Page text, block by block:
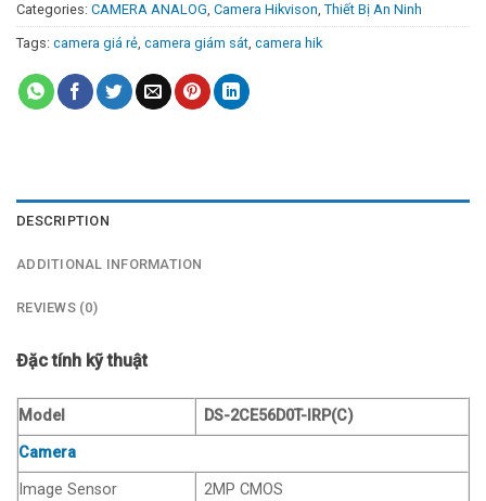
Categories: CAMERA ANALOG, Camera Hikvison, Thiết Bị An Ninh
Tags: camera giá rẻ, camera giám sát, camera hik
DESCRIPTION
ADDITIONAL INFORMATION
REVIEWS (0)
Đặc tính kỹ thuật
Model
DS-2CE56D0T-IRP(C)
Camera
Image Sensor
2MP CMOS